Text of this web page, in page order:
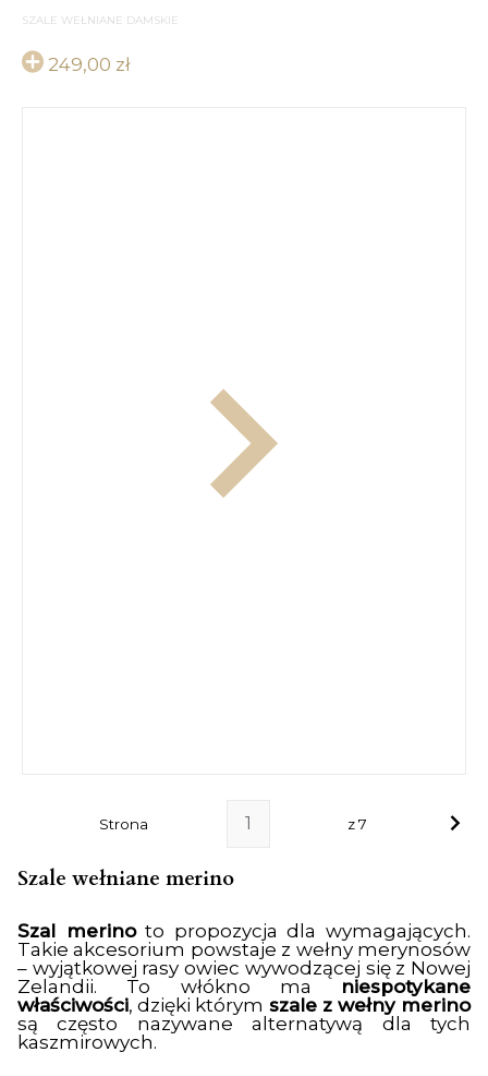
SZALE WEŁNIANE DAMSKIE
249,00 zł
Strona z 7
Szale wełniane merino
Szal merinoto propozycja dla wymagających.
Takie akcesorium powstaje z wełny merynosów
– wyjątkowej rasy owiec wywodzącej się z Nowej
Zelandii. To włókno ma niespotykane
właściwości, dzięki którym szale z wełny merino
są często nazywane alternatywą dla tych
kaszmirowych.